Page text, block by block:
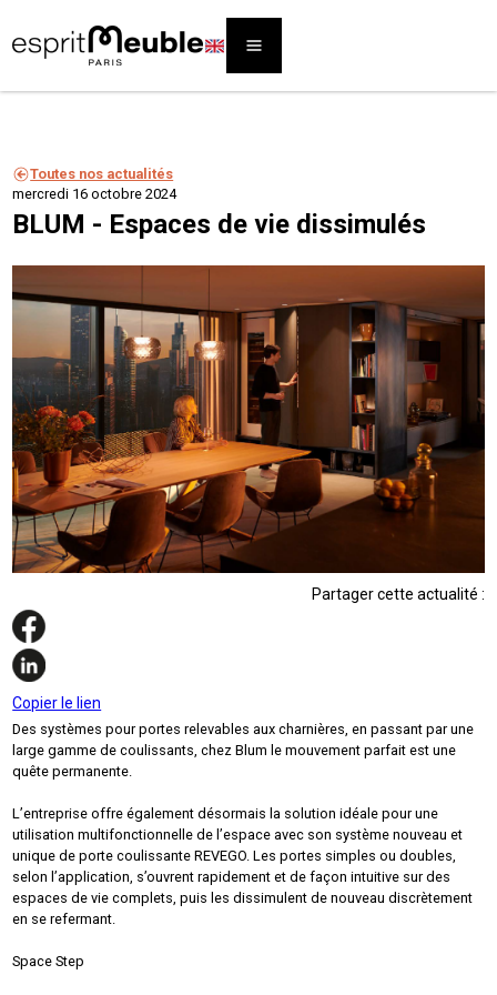
Toutes nos actualités
mercredi 16 octobre 2024
BLUM - Espaces de vie dissimulés
Partager cette actualité :
Copier le lien
Des systèmes pour portes relevables aux charnières, en passant par une
large gamme de coulissants, chez Blum le mouvement parfait est une
quête permanente.
L’entreprise offre également désormais la solution idéale pour une
utilisation multifonctionnelle de l’espace avec son système nouveau et
unique de porte coulissante REVEGO. Les portes simples ou doubles,
selon l’application, s’ouvrent rapidement et de façon intuitive sur des
espaces de vie complets, puis les dissimulent de nouveau discrètement
en se refermant.
Space Step